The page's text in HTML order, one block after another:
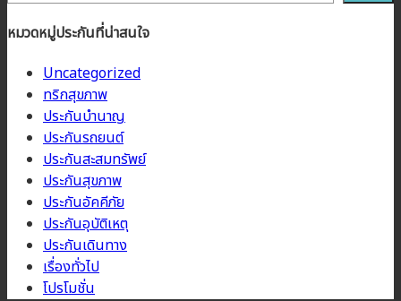
หมวดหมู่ประกันที่น่าสนใจ
Uncategorized
ทริกสุขภาพ
ประกันบำนาญ
ประกันรถยนต์
ประกันสะสมทรัพย์
ประกันสุขภาพ
ประกันอัคคีภัย
ประกันอุบัติเหตุ
ประกันเดินทาง
เรื่องทั่วไป
โปรโมชั่น